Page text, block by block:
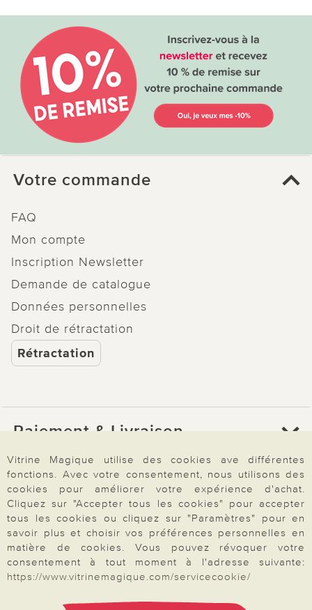
Votre commande
FAQ
Mon compte
Inscription Newsletter
Demande de catalogue
Données personnelles
Droit de rétractation
Rétractation
Paiement & Livraison
À propos de nous
Besoin d'aide?
Mentions légales|CGV|Données & liberté|Vie privée & cookies
Vitrine Magique utilise des cookies ave différentes
fonctions. Avec votre consentement, nous utilisons des
cookies pour améliorer votre expérience d'achat.
Cliquez sur "Accepter tous les cookies" pour accepter
tous les cookies ou cliquez sur "Paramètres" pour en
savoir plus et choisir vos préférences personnelles en
matière de cookies. Vous pouvez révoquer votre
consentement à tout moment à l'adresse suivante:
https://www.vitrinemagique.com/servicecookie/